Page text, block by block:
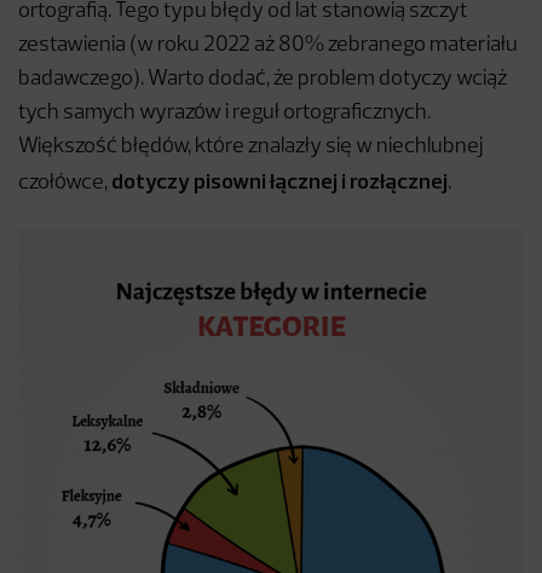
ortografią. Tego typu błędy od lat stanowią szczyt
zestawienia (w roku 2022 aż 80% zebranego materiału
badawczego). Warto dodać, że problem dotyczy wciąż
tych samych wyrazów i reguł ortograficznych.
Większość błędów, które znalazły się w niechlubnej
czołówce, dotyczy pisowni łącznej i rozłącznej.